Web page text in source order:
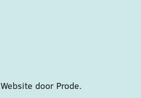
Website door Prode.